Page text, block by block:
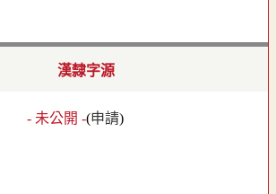
漢隸字源
- 未公開 -(申請)